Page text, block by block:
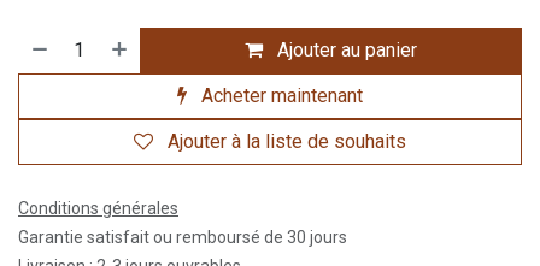
Ajouter au panier
Acheter maintenant
Ajouter à la liste de souhaits
Conditions générales
Garantie satisfait ou remboursé de 30 jours